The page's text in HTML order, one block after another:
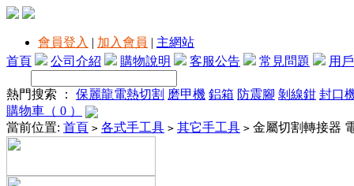
會員登入 | 加入會員 | 主網站
首頁
公司介紹 購物說明 客服公告 常見問題 用
熱門搜索 ： 保麗龍電熱切割 磨甲機 鋁箱 防震腳 剝線鉗 封口
購物車（ 0 ）
當前位置: 首頁 > 各式手工具 > 其它手工具 > 金屬切割轉接器